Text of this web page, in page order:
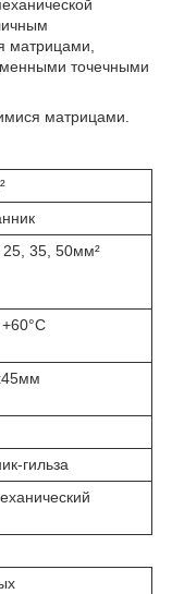
матрицами,
точечными
матрицами.
35, 50мм²
°C
мм
гильза